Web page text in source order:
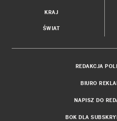
KRAJ
ŚWIAT
REDAKCJA
BIURO
NAPISZ DO
BOK DLA